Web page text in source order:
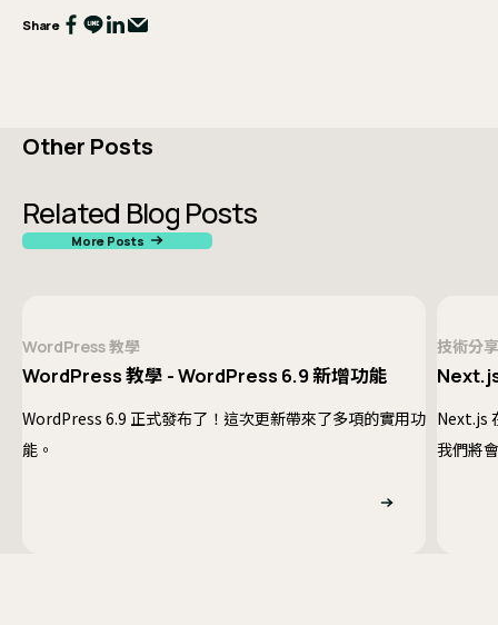
Share
Other Posts
Related Blog Posts
More Posts
WordPress 教學
WordPress 教學 - WordPress 6.9 新增功能
WordPress 6.9 正式發布了！這次更新帶來了多項的實用功
能。
技術分
Next.js
我們將